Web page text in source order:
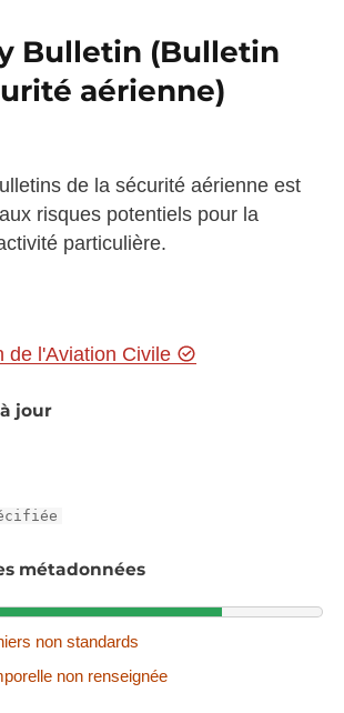
Bulletin (Bulletin
aérienne)
de la sécurité aérienne est
risques potentiels pour la
particulière.
de l'Aviation Civile
jour
métadonnées
non standards
non renseignée